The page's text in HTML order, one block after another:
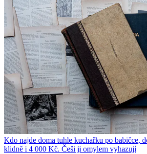
Kdo najde doma tuhle kuchařku po babičce,
klidně i 4 000 Kč. Češi ji omylem vyhazují